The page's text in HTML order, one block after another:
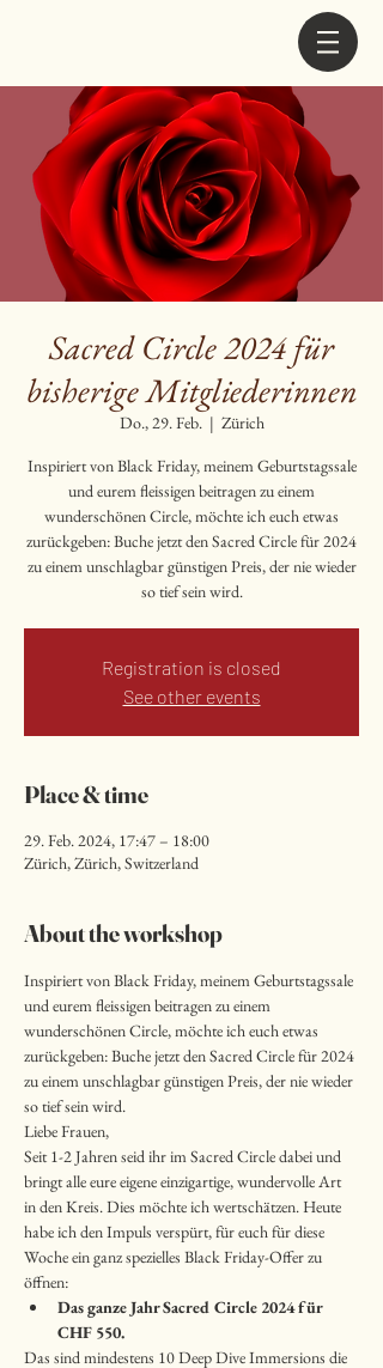
Sacred Circle 2024 für
bisherige Mitgliederinnen
Do., 29. Feb.
  |
Zürich
Inspiriert von Black Friday, meinem Geburtstagssale
und eurem fleissigen beitragen zu einem
wunderschönen Circle, möchte ich euch etwas
zurückgeben: Buche jetzt den Sacred Circle für 2024
zu einem unschlagbar günstigen Preis, der nie wieder
so tief sein wird.
Registration is closed
See other events
Place & time
29. Feb. 2024, 17:47 – 18:00
Zürich, Zürich, Switzerland
About the workshop
Inspiriert von Black Friday, meinem Geburtstagssale
und eurem fleissigen beitragen zu einem
wunderschönen Circle, möchte ich euch etwas
zurückgeben: Buche jetzt den Sacred Circle für 2024
zu einem unschlagbar günstigen Preis, der nie wieder
so tief sein wird.
Liebe Frauen,
Seit 1-2 Jahren seid ihr im Sacred Circle dabei und
bringt alle eure eigene einzigartige, wundervolle Art
in den Kreis. Dies möchte ich wertschätzen. Heute
habe ich den Impuls verspürt, für euch für diese
Woche ein ganz spezielles Black Friday-Offer zu
öffnen:
Das ganze Jahr Sacred Circle 2024 für
CHF 550.
Das sind mindestens 10 Deep Dive Immersions die